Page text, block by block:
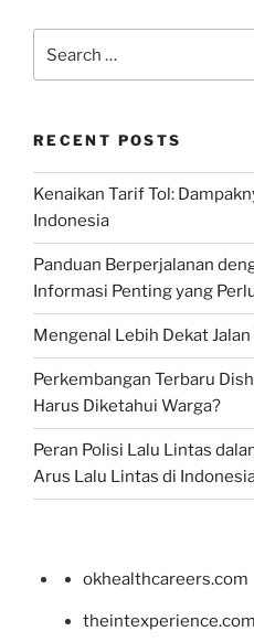
for:
RECENT POSTS
Kenaikan Tarif Tol:
Indonesia
Panduan Berperjalanan
Informasi Penting yang
Mengenal Lebih Dekat
Perkembangan Terbaru
Harus Diketahui Warga?
Peran Polisi Lalu Lintas
Arus Lalu Lintas di
okhealthcareers.com
theintexperience.com